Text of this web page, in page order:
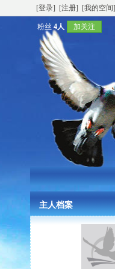
[登录] [注册] [我的空间]
粉丝 4人 加关注
主人档案